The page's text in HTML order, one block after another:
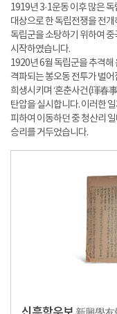
1919년 3·1운동 이후 많은
대상으로 한 독립전쟁을 전
독립군을 소탕하기 위하여
시작하였습니다.
1920년 6월 독립군을 추격
격파되는 봉오동 전투가 벌
희생시키며 ‘혼춘사건(琿春
탄압을 실시합니다. 이러한
피하여 이동하던 중 청산리
승리를 거두었습니다.